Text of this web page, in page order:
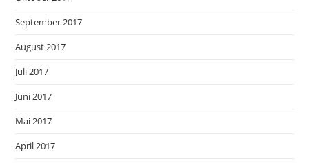
September 2017
August 2017
Juli 2017
Juni 2017
Mai 2017
April 2017